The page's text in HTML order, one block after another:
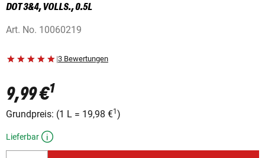
DOT 3&4, VOLLS., 0.5L
Art. No. 10060219
|3 Bewertungen
9,99 €1
Grundpreis: (1 L = 19,98 €1 )
Lieferbar